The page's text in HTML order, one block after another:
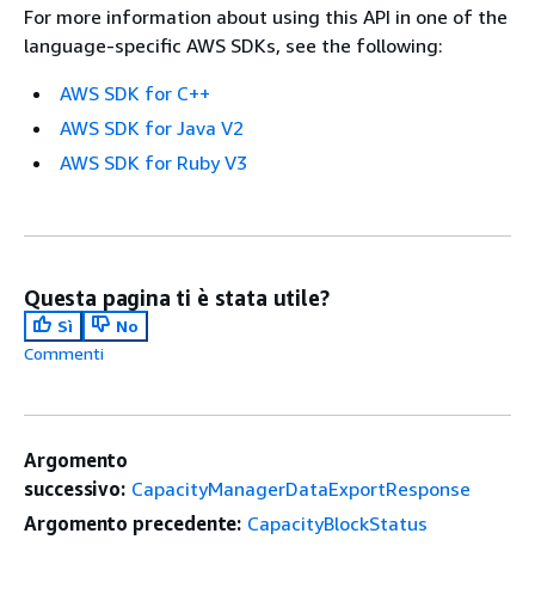
For more information about using this API in one of the
language-specific AWS SDKs, see the following:
AWS SDK for C++
AWS SDK for Java V2
AWS SDK for Ruby V3
Questa pagina ti è stata utile?
Sì
No
Commenti
Argomento
successivo: CapacityManagerDataExportResponse
Argomento precedente: CapacityBlockStatus